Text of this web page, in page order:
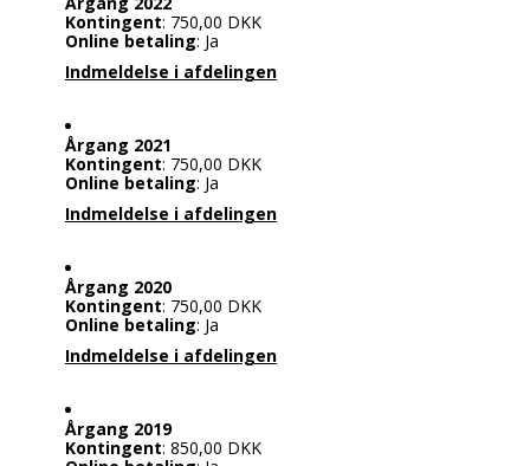
Kontingent: 750,00 DKK
Online betaling: Ja
Indmeldelse i afdelingen
Årgang 2021
Kontingent: 750,00 DKK
Online betaling: Ja
Indmeldelse i afdelingen
Årgang 2020
Kontingent: 750,00 DKK
Online betaling: Ja
Indmeldelse i afdelingen
Årgang 2019
Kontingent: 850,00 DKK